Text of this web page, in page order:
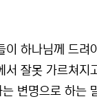
이 하나님께 드
서 잘못 가르쳐
변명으로 하는